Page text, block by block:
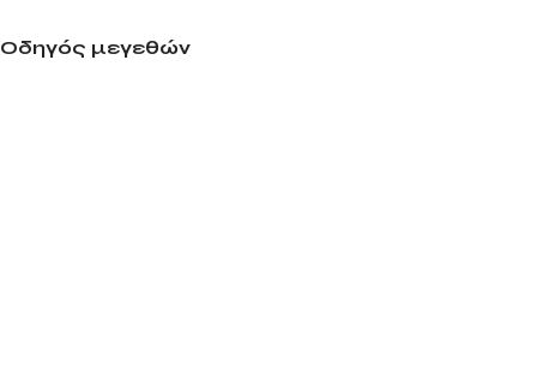
Οδηγός μεγεθών